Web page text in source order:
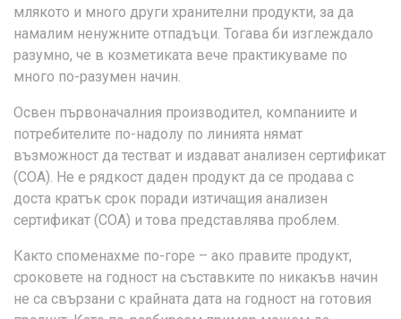
млякото и много други хранителни продукти, за да
намалим ненужните отпадъци. Тогава би изглеждало
разумно, че в козметиката вече практикуваме по
много по-разумен начин.
Освен първоначалния производител, компаниите и
потребителите по-надолу по линията нямат
възможност да тестват и издават анализен сертификат
(COA). Не е рядкост даден продукт да се продава с
доста кратък срок поради изтичащия анализен
сертификат (COA) и това представлява проблем.
Както споменахме по-горе – ако правите продукт,
сроковете на годност на съставките по никакъв начин
не са свързани с крайната дата на годност на готовия